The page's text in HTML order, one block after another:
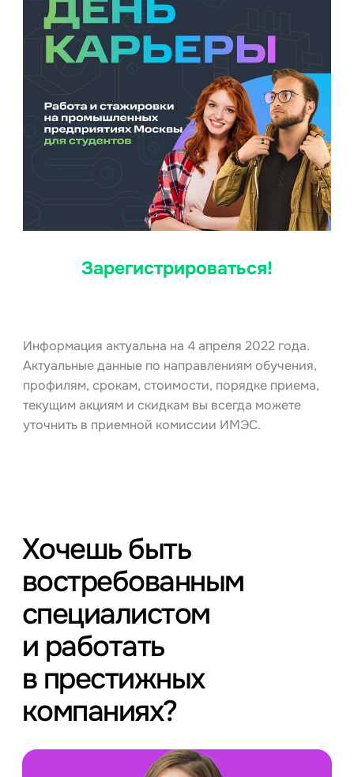
Зарегистрироваться!
Информация актуальна на 4 апреля 2022 года.
Актуальные данные по направлениям обучения,
профилям, срокам, стоимости, порядке приема,
текущим акциям и скидкам вы всегда можете
уточнить в приемной комиссии ИМЭС.
Хочешь быть
востребованным
специалистом
и работать
в престижных
компаниях?